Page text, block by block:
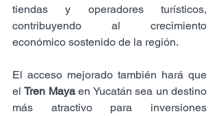
tiendas y operadores turísticos,
contribuyendo al crecimiento
económico sostenido de la región.
El acceso mejorado también hará que
el Tren Maya en Yucatán sea un destino
más atractivo para inversiones